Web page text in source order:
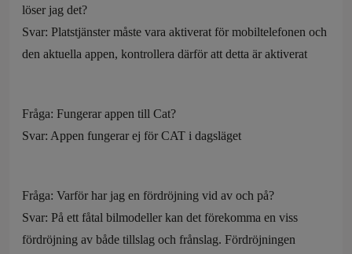
löser jag det?
Svar: Platstjänster måste vara aktiverat för mobiltelefonen och
den aktuella appen, kontrollera därför att detta är aktiverat
Fråga: Fungerar appen till Cat?
Svar: Appen fungerar ej för CAT i dagsläget
Fråga: Varför har jag en fördröjning vid av och på?
Svar: På ett fåtal bilmodeller kan det förekomma en viss
fördröjning av både tillslag och frånslag. Fördröjningen